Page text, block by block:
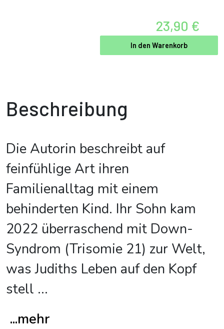
23,90 €
In den Warenkorb
Beschreibung
Die Autorin beschreibt auf
feinfühlige Art ihren
Familienalltag mit einem
behinderten Kind. Ihr Sohn kam
2022 überraschend mit Down-
Syndrom (Trisomie 21) zur Welt,
was Judiths Leben auf den Kopf
stell ...
...mehr